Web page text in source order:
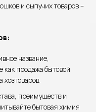
и сыпучих товаров –
название,
как продажа бытовой
преимуществ и
бытовая химия